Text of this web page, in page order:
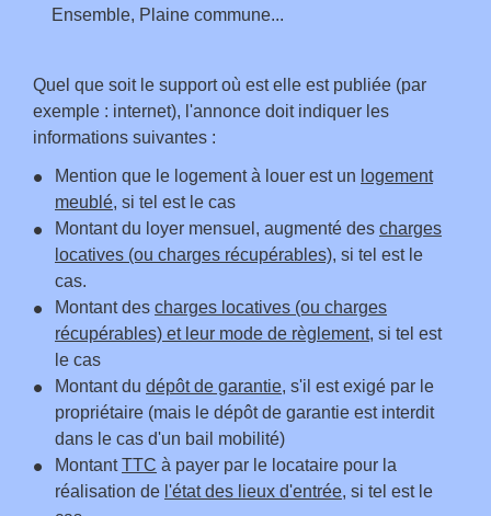
Ensemble, Plaine commune...
Quel que soit le support où est elle est publiée (par
exemple : internet), l'annonce doit indiquer les
informations suivantes :
Mention que le logement à louer est un logement
meublé, si tel est le cas
Montant du loyer mensuel, augmenté des charges
locatives (ou charges récupérables), si tel est le
cas.
Montant des charges locatives (ou charges
récupérables) et leur mode de règlement, si tel est
le cas
Montant du dépôt de garantie, s'il est exigé par le
propriétaire (mais le dépôt de garantie est interdit
dans le cas d'un bail mobilité)
MontantTTC à payer par le locataire pour la
réalisation de l'état des lieux d'entrée, si tel est le